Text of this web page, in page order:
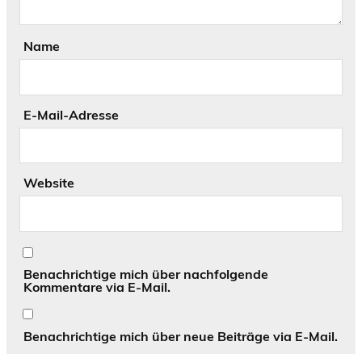
Name
E-Mail-Adresse
Website
Benachrichtige mich über nachfolgende
Kommentare via E-Mail.
Benachrichtige mich über neue Beiträge via E-Mail.